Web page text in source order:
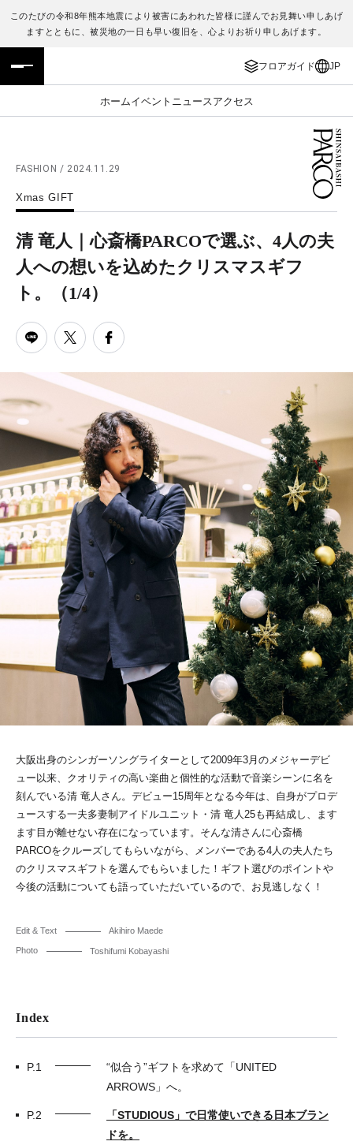
このたびの令和8年熊本地震により被害にあわれた皆様に謹んでお見舞い申しあげ
ますとともに、被災地の一日も早い復旧を、心よりお祈り申しあげます。
フロアガイド JP
ホームイベント ニュース アクセス
フロアガイド
施設案内・アクセス
レストラン・カフェ
TAX FREE
PARCOメンバーズ
JP
ENGLISH
繁体字
ภาษาไทย
日本語
FASHION / 2024.11.29
Xmas GIFT
清 竜人｜心斎橋PARCOで選ぶ、4人の夫
人への想いを込めたクリスマスギフ
ト。
（1/4）
大阪出身のシンガーソングライターとして2009年3月のメジャーデビ
ュー以来、クオリティの高い楽曲と個性的な活動で音楽シーンに名を
刻んでいる清 竜人さん。デビュー15周年となる今年は、自身がプロデ
ュースする一夫多妻制アイドルユニット・清 竜人25も再結成し、ます
ます目が離せない存在になっています。そんな清さんに心斎橋
PARCOをクルーズしてもらいながら、メンバーである4人の夫人たち
のクリスマスギフトを選んでもらいました！ギフト選びのポイントや
今後の活動についても語っていただいているので、お見逃しなく！
Edit & Text Akihiro Maede
Photo Toshifumi Kobayashi
Index
P.1
“似合う”ギフトを求めて「UNITED
ARROWS」へ。
P.2
「STUDIOUS」で日常使いできる日本ブラン
ドを。